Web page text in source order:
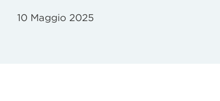
10 Maggio 2025